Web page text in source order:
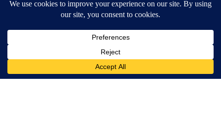
DOWNLOAD OUR APPS
Available for iOS and Android